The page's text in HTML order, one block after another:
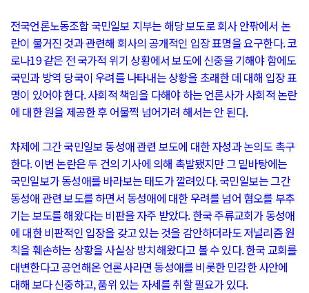
전국언론노동조합 국민일보 지부는 해당 보도로 회사 안팎에서 논
란이 불거진 것과 관련해 회사의 공개적인 입장 표명을 요구한다. 코
로나19 같은 전 국가적 위기 상황에서 보도에 신중을 기해야 함에도
국민과 방역 당국이 우려를 나타내는 상황을 초래한 데 대해 입장 표
명이 있어야 한다. 사회적 책임을 다해야 하는 언론사가 사회적 논란
에 대한 원을 제공한 후 어물쩍 넘어가려 해서는 안 된다.
차제에 그간 국민일보 동성애 관련 보도에 대한 자성과 논의도 촉구
한다. 이번 논란은 두 건의 기사에 의해 촉발됐지만 그 밑바탕에는
국민일보가 동성애를 바라보는 태도가 깔려있다. 국민일보는 그간
동성애 관련 보도를 하면서 동성애에 대한 우려를 넘어 혐오를 부추
기는 보도를 해왔다는 비판을 자주 받았다. 한국 주류교회가 동성애
에 대한 비판적인 입장을 갖고 있는 것을 감안하더라도 저널리즘 원
칙을 훼손하는 상황을 사실상 방치해왔다고 볼 수 있다. 한국 교회를
대변한다고 공언해온 언론사라면 동성애를 비롯한 민감한 사안에
대해 보다 신중하고, 품위 있는 자세를 취할 필요가 있다.